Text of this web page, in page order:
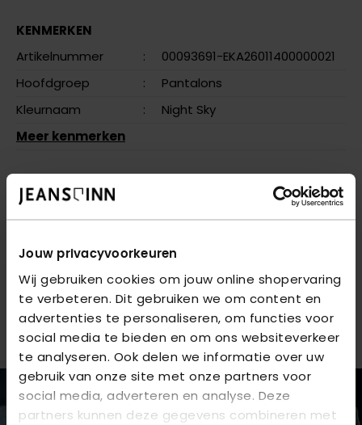
Jouw privacyvoorkeuren
Wij gebruiken cookies om jouw online shopervaring
te verbeteren. Dit gebruiken we om content en
advertenties te personaliseren, om functies voor
social media te bieden en om ons websiteverkeer
te analyseren. Ook delen we informatie over uw
gebruik van onze site met onze partners voor
social media, adverteren en analyse. Deze
partners kunnen deze gegevens combineren met
KENMERKEN
Artikelnummer
:
00093691-EKA26011400000021
Hoofdgroep
:
Pantalons
Kleurnaam
:
Night Sky
Meer kenmerken
KONPOPTRASH EASY PANT PNT NOOS - Night Sky
VRAGEN OVER DIT PRODUCT?
We helpen je graag verder online of in één van onze 6
winkels. Stel je vraag aan deklantenserviceof bezoek
een van onze winkels.